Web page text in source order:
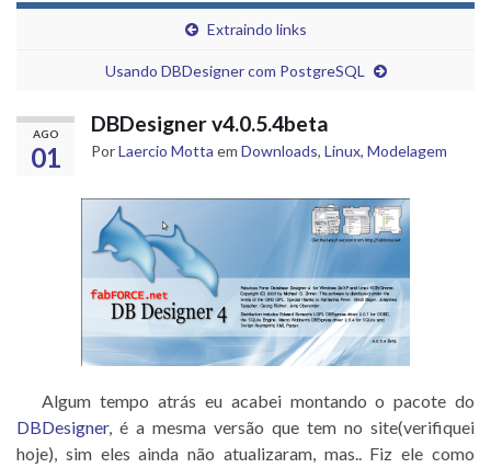
Extraindo links
Usando DBDesigner com PostgreSQL
AGO
01
DBDesigner v4.0.5.4beta
PorLaercio Motta em Downloads, Linux, Modelagem
Algum tempo atrás eu acabei montando o pacote do
DBDesigner, é a mesma versão que tem no site(verifiquei
hoje), sim eles ainda não atualizaram, mas.. Fiz ele como